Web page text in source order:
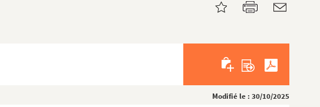
Modifié le : 30/10/2025